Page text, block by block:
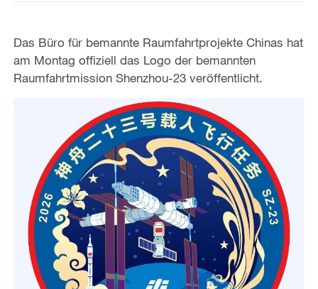
Das Büro für bemannte Raumfahrtprojekte Chinas hat
am Montag offiziell das Logo der bemannten
Raumfahrtmission Shenzhou-23 veröffentlicht.